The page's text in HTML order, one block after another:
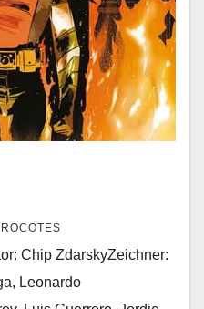
Chip ZdarskyZeichner:
Leonardo